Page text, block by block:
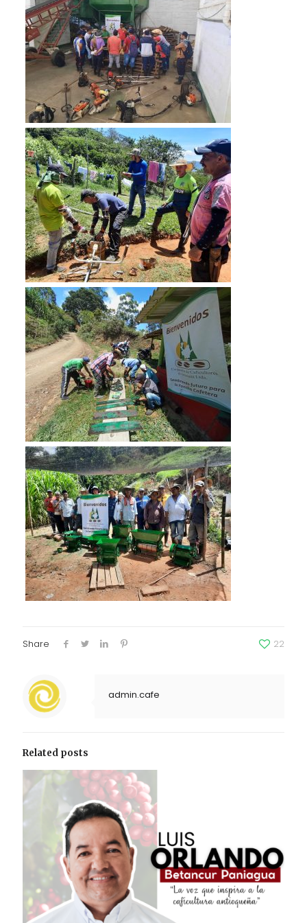
Share 22
admin.cafe
Related posts